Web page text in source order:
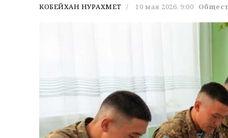
КОБЕЙХАН НУРАХМЕТ 10 мая 2026, 9:00